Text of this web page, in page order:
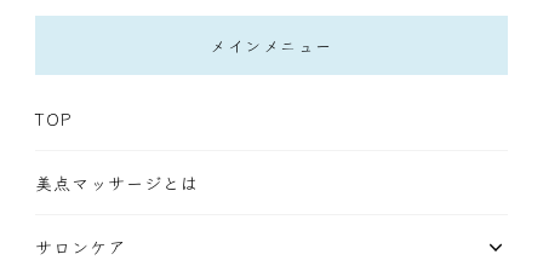
メインメニュー
TOP
美点マッサージとは
サロンケア